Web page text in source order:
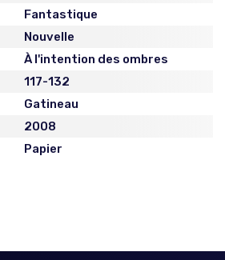
Fantastique
Nouvelle
À l'intention des ombres
117-132
Gatineau
2008
Papier